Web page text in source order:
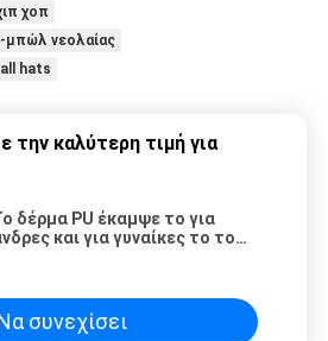
χοπ
μπώλ νεολαίας
hats
την καλύτερη τιμή για
δέρμα PU έκαμψε το για
και για γυναίκες το το
μπαμπάδων
συνεχίσει